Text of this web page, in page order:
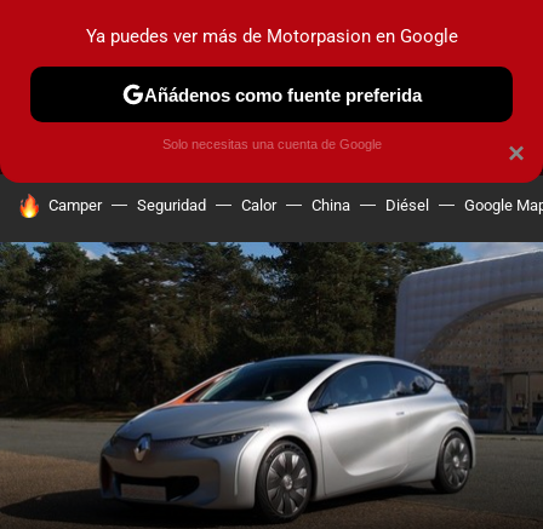
MENÚ NUEVO
COCHES ELÉCTRICOS OBSERVATORIO
HOY SE HABLA DE
Camper Seguridad Calor China Diésel Google
×
Ya puedes ver más de Motorpasion en Google
Añádenos como fuente preferida
Solo necesitas una cuenta de Google